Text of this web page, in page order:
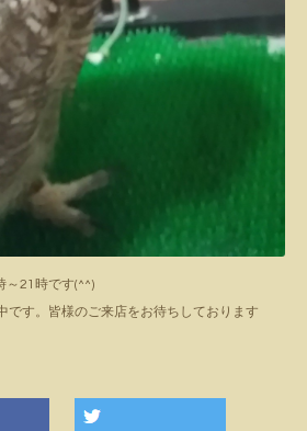
～21時です(^^)
です。皆様のご来店をお待ちしております